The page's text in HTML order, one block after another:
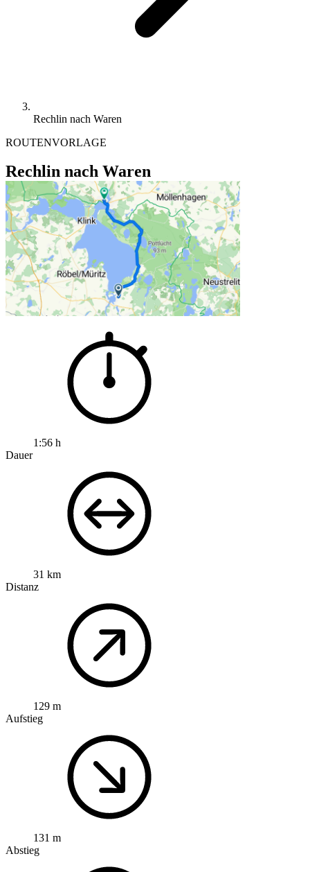
Rechlin nach Waren
ROUTENVORLAGE
Rechlin nach Waren
1:56 h
Dauer
31 km
Distanz
129 m
Aufstieg
131 m
Abstieg